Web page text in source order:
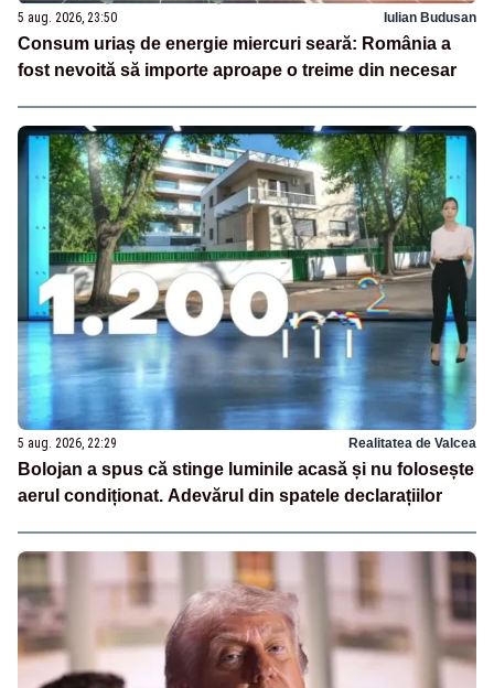
5 aug. 2026, 23:50 Iulian Budusan
Consum uriaș de energie miercuri seară: România a
fost nevoită să importe aproape o treime din necesar
5 aug. 2026, 22:29 Realitatea de Valcea
Bolojan a spus că stinge luminile acasă și nu folosește
aerul condiționat. Adevărul din spatele declarațiilor